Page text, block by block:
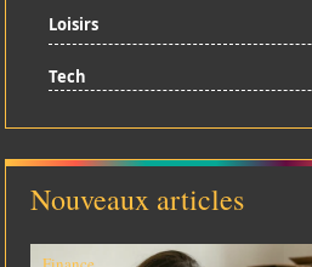
Loisirs
Tech
Nouveaux articles